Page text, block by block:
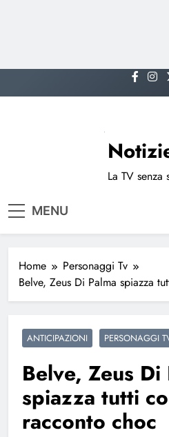
to
La TV senza
MENU
Home
Personaggi Tv
Belve, Zeus Di Palma spiazza
ANTICIPAZIONI PERSONAGGI
Belve, Zeus Di
spiazza tutti
racconto choc